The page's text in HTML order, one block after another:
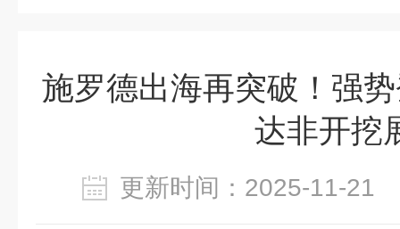
施罗德出海再突破！强
达非开挖
更新时间：2025-11-